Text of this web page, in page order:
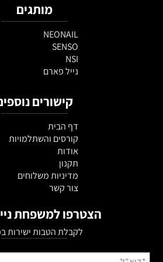
מותגים
NEONAIL
SENSO
NSI
נייל פארם
קישורים
דף הבית
קורסים והשתלמויות
אודות
תקנון
מדיניות משלוחים
צור קשר
הצטרפו למשפחת
לקבלת הטבות ישירות